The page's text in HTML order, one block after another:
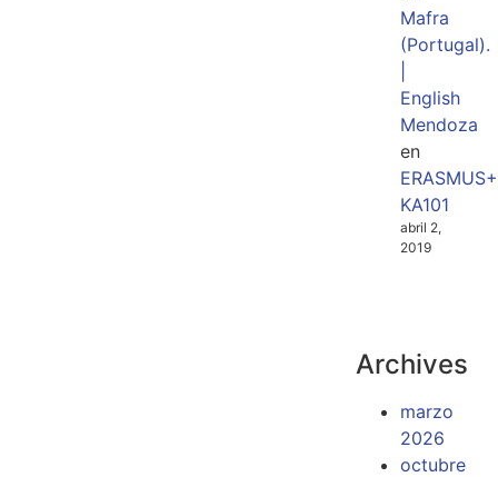
Mafra
(Portugal).
English
Mendoza
en
ERASMUS+
KA101
abril 2,
2019
Archives
marzo
2026
octubre